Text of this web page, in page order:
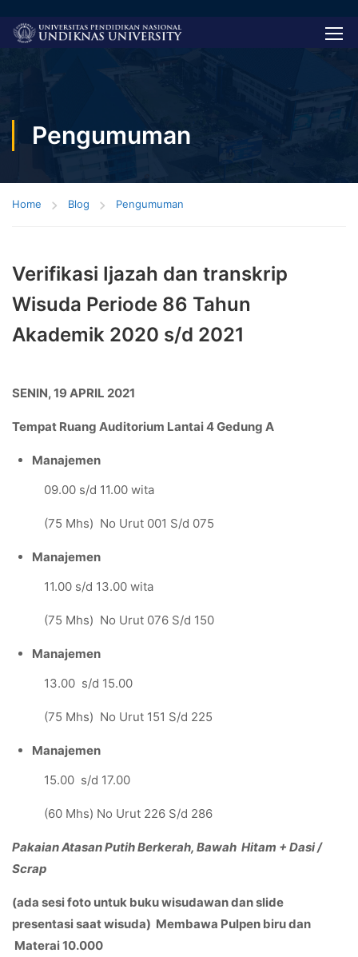
Pengumuman
Home Blog Pengumuman
Verifikasi Ijazah dan transkrip
Wisuda Periode 86 Tahun
Akademik 2020 s/d 2021
SENIN, 19 APRIL 2021
Tempat Ruang Auditorium Lantai 4 Gedung A
Manajemen
09.00 s/d 11.00 wita
(75 Mhs) No Urut 001 S/d 075
Manajemen
11.00 s/d 13.00 wita
(75 Mhs) No Urut 076 S/d 150
Manajemen
13.00 s/d 15.00
(75 Mhs) No Urut 151 S/d 225
Manajemen
15.00 s/d 17.00
(60 Mhs) No Urut 226 S/d 286
Pakaian Atasan Putih Berkerah, Bawah Hitam + Dasi /
Scrap
(ada sesi foto untuk buku wisudawan dan slide
presentasi saat wisuda) Membawa Pulpen biru dan
Materai 10.000